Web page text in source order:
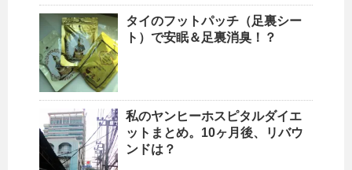
タイのフットパッチ（足裏シー
ト）で安眠＆足裏消臭！？
私のヤンヒーホスピタルダイエ
ットまとめ。10ヶ月後、リバウ
ンドは？